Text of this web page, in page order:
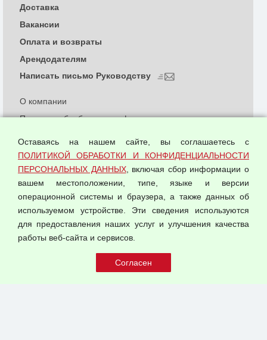
© 2026 ООО "Феникс"
О компании
Политика обработки и конфиденциальности
Согласием на обработку персональных данных
Оферта оптовой купли-продажи
Публичная оферта
Доставка
Вакансии
Оплата и возвраты
Арендодателям
Написать письмо Руководству
Оставаясь на нашем сайте, вы соглашаетесь с
ПОЛИТИКОЙ ОБРАБОТКИ И КОНФИДЕНЦИАЛЬНОСТИ
ПЕРСОНАЛЬНЫХ ДАННЫХ, включая сбор информации о
вашем местоположении, типе, языке и версии
операционной системы и браузера, а также данных об
используемом устройстве. Эти сведения используются
для предоставления наших услуг и улучшения качества
работы веб-сайта и сервисов.